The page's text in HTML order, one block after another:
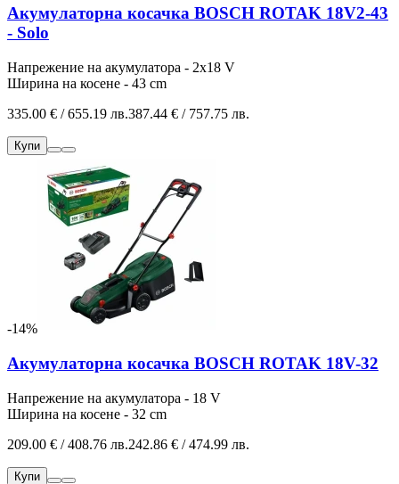
Акумулаторна косачка BOSCH ROTAK 18V2-43
- Solo
Напрежение на акумулатора - 2х18 V
Ширина на косене - 43 cm
335.00 € / 655.19 лв.387.44 € / 757.75 лв.
Купи
-14%
Акумулаторна косачка BOSCH ROTAK 18V-32
Напрежение на акумулатора - 18 V
Ширина на косене - 32 cm
209.00 € / 408.76 лв.242.86 € / 474.99 лв.
Купи